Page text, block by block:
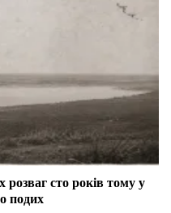
сто років тому у
подих